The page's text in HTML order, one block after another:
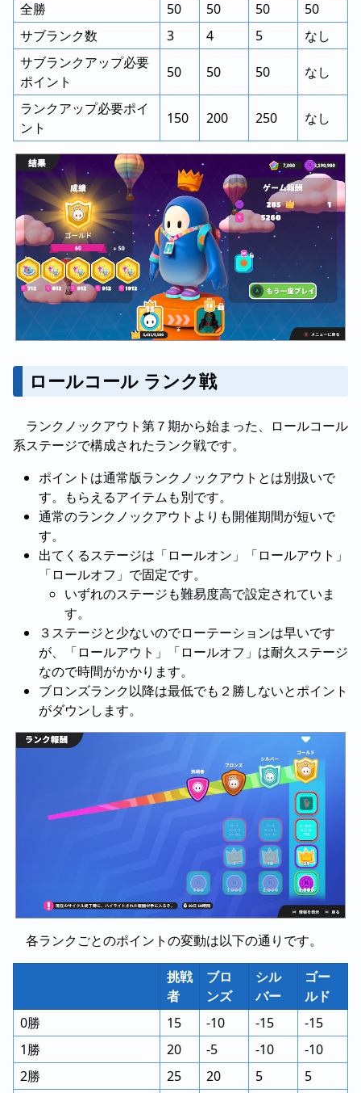
全勝
50 50 50
50
サブランク数
3 4 5
なし
サブランクアップ必要
ポイント
50 50 50 なし
ランクアップ必要ポイ
ント
150 200 250 なし
ロールコール ランク戦
ランクノックアウト第７期から始まった、ロールコール
系ステージで構成されたランク戦です。
ポイントは通常版ランクノックアウトとは別扱いで
す。もらえるアイテムも別です。
通常のランクノックアウトよりも開催期間が短いで
す。
出てくるステージは「ロールオン」「ロールアウト」
「ロールオフ」で固定です。
いずれのステージも難易度高で設定されていま
す。
３ステージと少ないのでローテーションは早いです
が、「ロールアウト」「ロールオフ」は耐久ステージ
なので時間がかかります。
ブロンズランク以降は最低でも２勝しないとポイント
がダウンします。
各ランクごとのポイントの変動は以下の通りです。
挑戦
者
ブロ
ンズ
シル
バー
ゴー
ルド
0勝
15 -10 -15
-15
1勝
20 -5 -10
-10
2勝
25 20 5 5